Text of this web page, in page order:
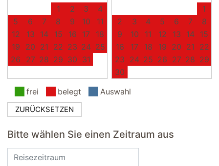
1
2 3
4
5
6 7 8 9 10
11
12
13 14 15 16 17
18
19
20 21 22 23 24 25
26
27 28 29 30 31
1
2
3 4 5 6 7
8
9
10 11 12 13 14
15
16
17 18 19 20 21 22
23 24 25 26 27 28 29
30
frei
belegt Auswahl
ZURÜCKSETZEN
Bitte wählen Sie einen Zeitraum aus